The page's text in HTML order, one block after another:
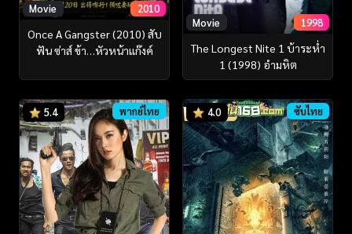
Movie 2010
Once A Gangster (2010) สับ
ฟัน ซ่าส์ ข้า…หัวหน้าแก๊งค์
Movie 1998
The Longest Nite 1 บ้าระห่ำ
1 (1998) อำมหิต
5.4 พากย์ไทย 4.0 ซับไทย